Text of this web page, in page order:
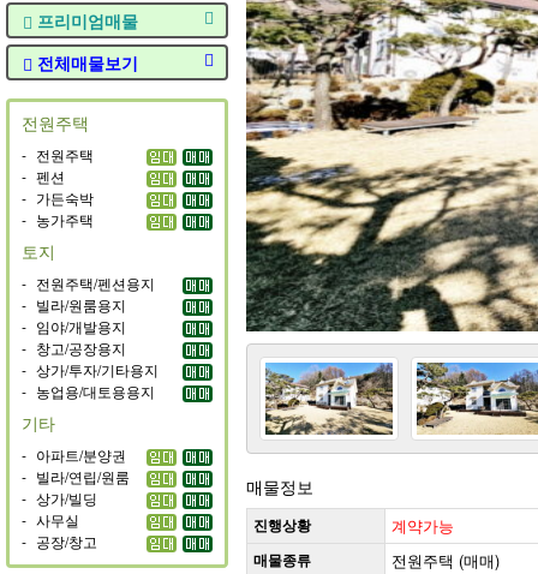
프리미엄매물
전체매물보기
전원주택
- 전원주택
- 펜션
- 가든숙박
- 농가주택
토지
- 전원주택/펜션용지
- 빌라/원룸용지
- 임야/개발용지
- 창고/공장용지
- 상가/투자/기타용지
- 농업용/대토용용지
기타
- 아파트/분양권
- 빌라/연립/원룸
- 상가/빌딩
- 사무실
- 공장/창고
매물정보
진행상황 계약가능
매물종류 전원주택 (매매)